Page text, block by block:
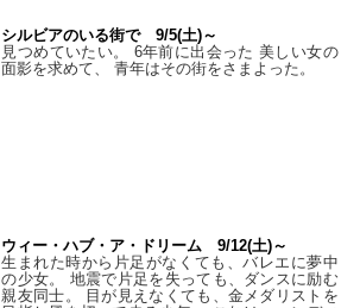
シルビアのいる街で 9/5(土)～
見つめていたい。 6年前に出会った 美しい女の
面影を求めて、 青年はその街をさまよった。
ウィー・ハブ・ア・ドリーム 9/12(土)～
生まれた時から片足がなくても、バレエに夢中
の少女。 地震で片足を失っても、ダンスに励む
親友同士。 目が見えなくても、金メダリストを